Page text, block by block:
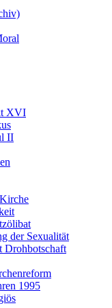
XVI
II
der Sexualität
Drohbotschaft
1995